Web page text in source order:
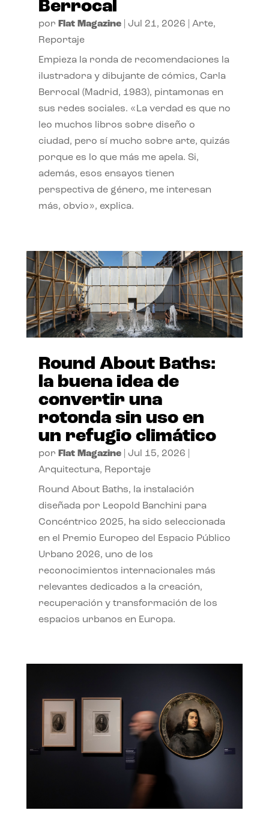
Berrocal
por Flat Magazine| Jul 21, 2026 Arte,
Reportaje
Empieza la ronda de recomendaciones la
ilustradora y dibujante de cómics, Carla
Berrocal (Madrid, 1983), pintamonas en
sus redes sociales. «La verdad es que no
leo muchos libros sobre diseño o
ciudad, pero sí mucho sobre arte, quizás
porque es lo que más me apela. Si,
además, esos ensayos tienen
perspectiva de género, me interesan
más, obvio», explica.
Round About Baths:
la buena idea de
convertir una
rotonda sin uso en
un refugio climático
por Flat Magazine| Jul 15, 2026
Arquitectura, Reportaje
Round About Baths, la instalación
diseñada por Leopold Banchini para
Concéntrico 2025, ha sido seleccionada
en el Premio Europeo del Espacio Público
Urbano 2026, uno de los
reconocimientos internacionales más
relevantes dedicados a la creación,
recuperación y transformación de los
espacios urbanos en Europa.